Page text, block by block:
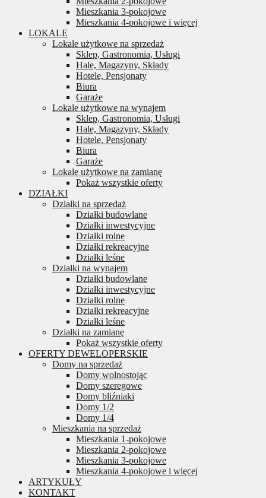
Mieszkania 3-pokojowe
Mieszkania 4-pokojowe i więcej
LOKALE
Lokale użytkowe na sprzedaż
Sklep, Gastronomia, Usługi
Hale, Magazyny, Składy
Hotele, Pensjonaty
Biura
Garaże
Lokale użytkowe na wynajem
Sklep, Gastronomia, Usługi
Hale, Magazyny, Składy
Hotele, Pensjonaty
Biura
Garaże
Lokale użytkowe na zamianę
Pokaż wszystkie oferty
DZIAŁKI
Działki na sprzedaż
Działki budowlane
Działki inwestycyjne
Działki rolne
Działki rekreacyjne
Działki leśne
Działki na wynajem
Działki budowlane
Działki inwestycyjne
Działki rolne
Działki rekreacyjne
Działki leśne
Działki na zamianę
Pokaż wszystkie oferty
OFERTY DEWELOPERSKIE
Domy na sprzedaż
Domy wolnostojąc
Domy szeregowe
Domy bliźniaki
Domy 1/2
Domy 1/4
Mieszkania na sprzedaż
Mieszkania 1-pokojowe
Mieszkania 2-pokojowe
Mieszkania 3-pokojowe
Mieszkania 4-pokojowe i więcej
ARTYKUŁY
KONTAKT